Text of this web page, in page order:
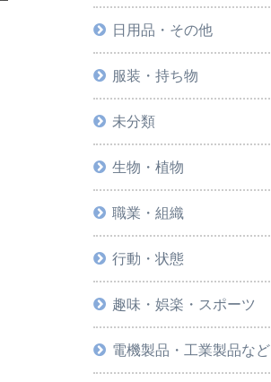
日用品・その他
服装・持ち物
未分類
生物・植物
職業・組織
行動・状態
趣味・娯楽・スポーツ
電機製品・工業製品など